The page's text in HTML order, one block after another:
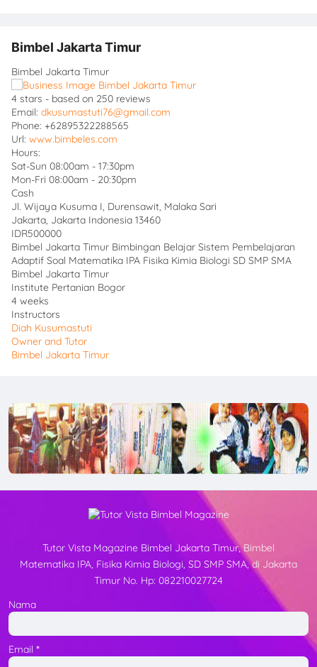
Bimbel Jakarta Timur
Bimbel Jakarta Timur
4 stars - based on 250 reviews
Email: dkusumastuti76@gmail.com
Phone: +62895322288565
Url: www.bimbeles.com
Hours:
Sat-Sun 08:00am - 17:30pm
Mon-Fri 08:00am - 20:30pm
Cash
Jl. Wijaya Kusuma I, Durensawit, Malaka Sari
Jakarta, Jakarta Indonesia 13460
IDR500000
Bimbel Jakarta Timur Bimbingan Belajar Sistem Pembelajaran
Adaptif Soal Matematika IPA Fisika Kimia Biologi SD SMP SMA
Bimbel Jakarta Timur
Institute Pertanian Bogor
4 weeks
Instructors
Diah Kusumastuti
Owner and Tutor
Bimbel Jakarta Timur
Tutor Vista Magazine Bimbel Jakarta Timur, Bimbel
Matematika IPA, Fisika Kimia Biologi, SD SMP SMA, di Jakarta
Timur No. Hp: 082210027724
Nama
Email*